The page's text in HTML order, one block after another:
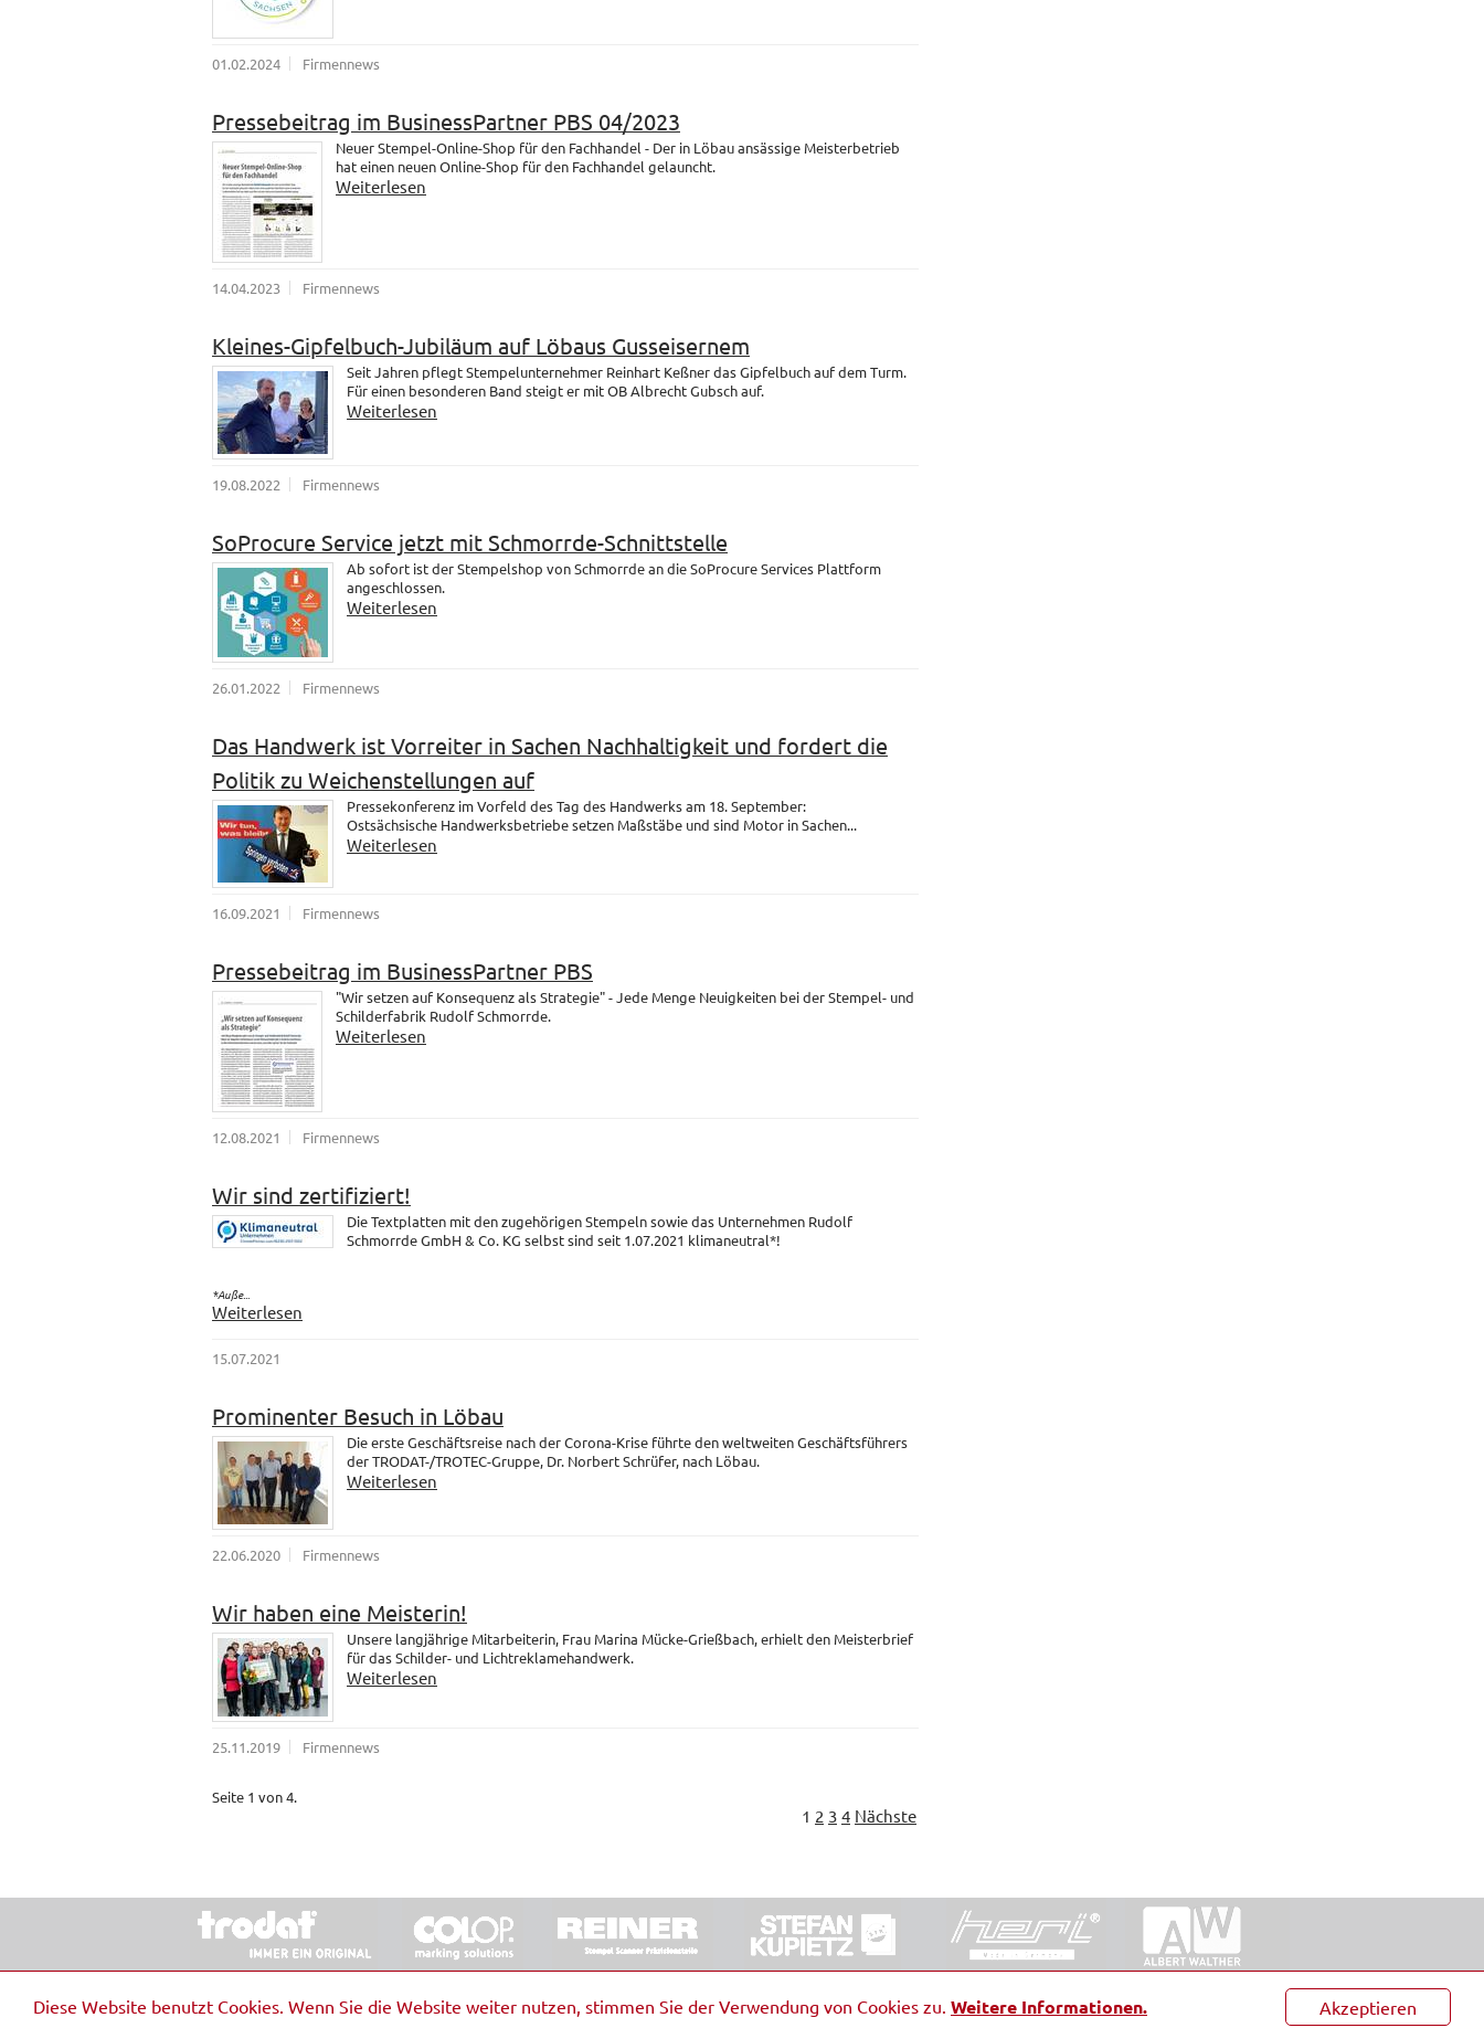
Akzeptieren
Diese Website benutzt Cookies. Wenn Sie die Website weiter nutzen, stimmen Sie der Verwendung von Cookies zu. Weitere Informationen.
01.02.2024 Firmennews
Pressebeitrag im BusinessPartner PBS 04/2023
Neuer Stempel-Online-Shop für den Fachhandel - Der in Löbau ansässige Meisterbetrieb
hat einen neuen Online-Shop für den Fachhandel gelauncht.
Weiterlesen
14.04.2023 Firmennews
Kleines-Gipfelbuch-Jubiläum auf Löbaus Gusseisernem
Seit Jahren pflegt Stempelunternehmer Reinhart Keßner das Gipfelbuch auf dem Turm.
Für einen besonderen Band steigt er mit OB Albrecht Gubsch auf.
Weiterlesen
19.08.2022 Firmennews
SoProcure Service jetzt mit Schmorrde-Schnittstelle
Ab sofort ist der Stempelshop von Schmorrde an die SoProcure Services Plattform
angeschlossen.
Weiterlesen
26.01.2022 Firmennews
Das Handwerk ist Vorreiter in Sachen Nachhaltigkeit und fordert die
Politik zu Weichenstellungen auf
Pressekonferenz im Vorfeld des Tag des Handwerks am 18. September:
Ostsächsische Handwerksbetriebe setzen Maßstäbe und sind Motor in Sachen...
Weiterlesen
16.09.2021 Firmennews
Pressebeitrag im BusinessPartner PBS
"Wir setzen auf Konsequenz als Strategie" - Jede Menge Neuigkeiten bei der Stempel- und
Schilderfabrik Rudolf Schmorrde.
Weiterlesen
12.08.2021 Firmennews
Wir sind zertifiziert!
Die Textplatten mit den zugehörigen Stempeln sowie das Unternehmen Rudolf
Schmorrde GmbH & Co. KG selbst sind seit 1.07.2021 klimaneutral*!
*Auße...
Weiterlesen
15.07.2021
Prominenter Besuch in Löbau
Die erste Geschäftsreise nach der Corona-Krise führte den weltweiten Geschäftsführers
der TRODAT-/TROTEC-Gruppe, Dr. Norbert Schrüfer, nach Löbau.
Weiterlesen
22.06.2020 Firmennews
Wir haben eine Meisterin!
Unsere langjährige Mitarbeiterin, Frau Marina Mücke-Grießbach, erhielt den Meisterbrief
für das Schilder- und Lichtreklamehandwerk.
Weiterlesen
25.11.2019 Firmennews
Seite 1 von 4.
1 2 3 4 Nächste
© 2026 Stempel & Schilder RUDOLF SCHMORRDE GmbH & Co. KG Impressum Barrierefreiheit Kontakt Datenschutz